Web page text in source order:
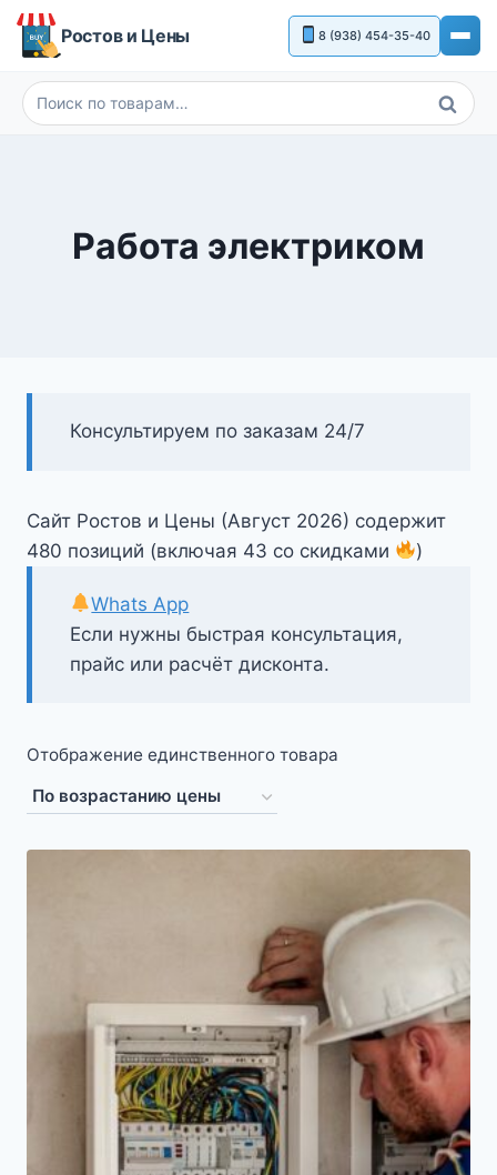
Перейти
Ростов и Цены 8 (938) 454-35-40
Искать:
Поиск
Работа электриком
Консультируем по заказам 24/7
Сайт Ростов и Цены (Август 2026) содержит
480 позиций (включая 43 со скидками
)
Если нужны быстрая консультация,
прайс или расчёт дисконта.
Whats App
Отображение единственного товара